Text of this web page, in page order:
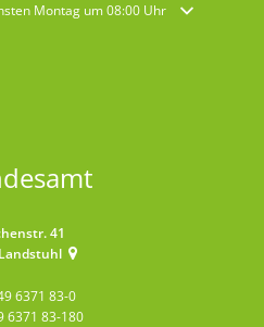
oder Schließzeiten auszublenden
Montag um 08:00 Uhr
41
Landstuhl
6371 83-0
6371 83-180